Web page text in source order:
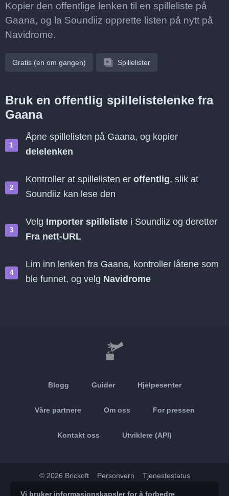
Kopier den offentlige lenken til en spilleliste på
Gaana, og la Soundiiz opprette listen på nytt på
Navidrome.
Gratis (en om gangen) Spillelister
Bruk en offentlig spillelistelenke fra
Gaana
Åpne spillelisten på Gaana, og kopier
delelenken
Kontroller at spillelisten er offentlig, slik at
Soundiiz kan lese den
Velg Importer spilleliste i Soundiiz og deretter
Fra nett-URL
Lim inn lenken fra Gaana, kontroller låtene som
ble funnet, og velg Navidrome
Blogg Guider Hjelpesenter
Våre partnere Om oss For pressen
Kontakt oss Utviklere (API)
© 2026 Brickoft Personvern Tjenestestatus
Vi bruker informasjonskapsler for å forbedre